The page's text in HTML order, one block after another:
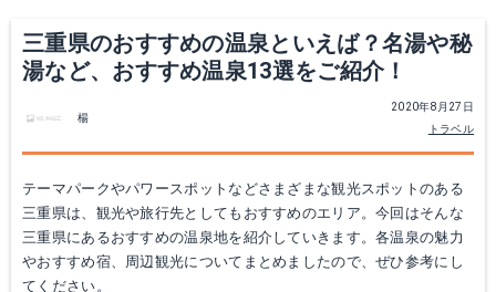
三重県のおすすめの温泉といえば？名湯や秘
湯など、おすすめ温泉13選をご紹介！
2020年8月27日
トラベル
楊
テーマパークやパワースポットなどさまざまな観光スポットのある
三重県は、観光や旅行先としてもおすすめのエリア。今回はそんな
三重県にあるおすすめの温泉地を紹介していきます。各温泉の魅力
やおすすめ宿、周辺観光についてまとめましたので、ぜひ参考にし
てください。